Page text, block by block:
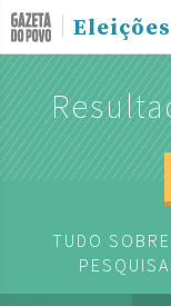
TUDO